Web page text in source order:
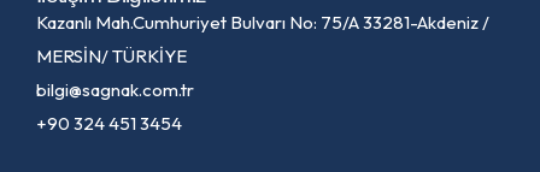
Kazanlı Mah.Cumhuriyet Bulvarı No: 75/A 33281-Akdeniz /
MERSİN/ TÜRKİYE
bilgi@sagnak.com.tr
+90 324 451 3454